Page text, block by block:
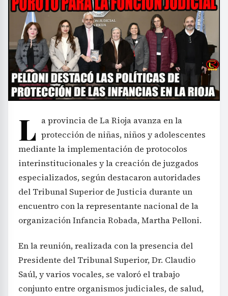
L a provincia de La Rioja avanza en la
protección de niñas, niños y adolescentes
mediante la implementación de protocolos
interinstitucionales y la creación de juzgados
especializados, según destacaron autoridades
del Tribunal Superior de Justicia durante un
encuentro con la representante nacional de la
organización Infancia Robada, Martha Pelloni.
En la reunión, realizada con la presencia del
Presidente del Tribunal Superior, Dr. Claudio
Saúl, y varios vocales, se valoró el trabajo
conjunto entre organismos judiciales, de salud,